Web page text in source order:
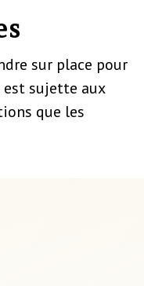
sur place pour
sujette aux
que les